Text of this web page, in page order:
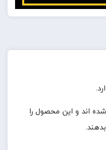
اند و این محصول را